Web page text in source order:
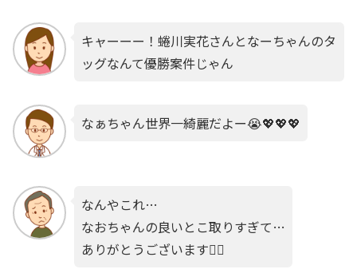
キャーーー！蜷川実花さんとなーちゃんのタ
ッグなんて優勝案件じゃん
なぁちゃん世界一綺麗だよー😭💖💖💖
なんやこれ…
なおちゃんの良いとこ取りすぎて…
ありがとうございます🙇‍♀️